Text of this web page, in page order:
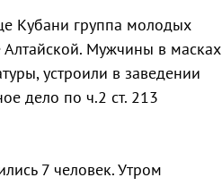
Кубани группа молодых
Мужчины в масках
устроили в заведении
дело по ч.2 ст. 213
7 человек. Утром